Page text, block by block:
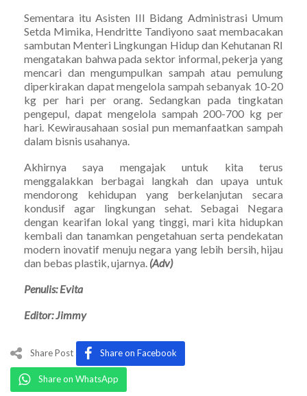
Sementara itu Asisten III Bidang Administrasi Umum
Setda Mimika, Hendritte Tandiyono saat membacakan
sambutan Menteri Lingkungan Hidup dan Kehutanan RI
mengatakan bahwa pada sektor informal, pekerja yang
mencari dan mengumpulkan sampah atau pemulung
diperkirakan dapat mengelola sampah sebanyak 10-20
kg per hari per orang. Sedangkan pada tingkatan
pengepul, dapat mengelola sampah 200-700 kg per
hari. Kewirausahaan sosial pun memanfaatkan sampah
dalam bisnis usahanya.
Akhirnya saya mengajak untuk kita terus
menggalakkan berbagai langkah dan upaya untuk
mendorong kehidupan yang berkelanjutan secara
kondusif agar lingkungan sehat. Sebagai Negara
dengan kearifan lokal yang tinggi, mari kita hidupkan
kembali dan tanamkan pengetahuan serta pendekatan
modern inovatif menuju negara yang lebih bersih, hijau
dan bebas plastik, ujarnya. (Adv)
Penulis: Evita
Editor: Jimmy
Share Post Share on Facebook
Share on WhatsApp